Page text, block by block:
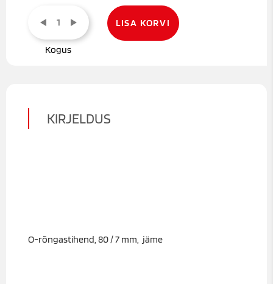
(kummist)
kogus
LISA KORVI
KIRJELDUS
O-rõngastihend, 80 / 7 mm, jäme